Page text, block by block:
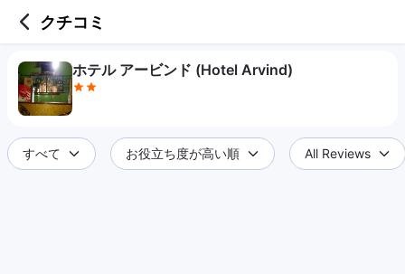
クチコミ
ホテル アービンド (Hotel Arvind)
すべて お役立ち度が高い順 All Reviews